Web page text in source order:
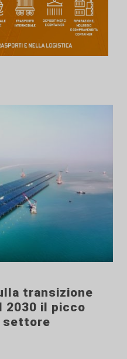
transizione
2030 il picco
settore